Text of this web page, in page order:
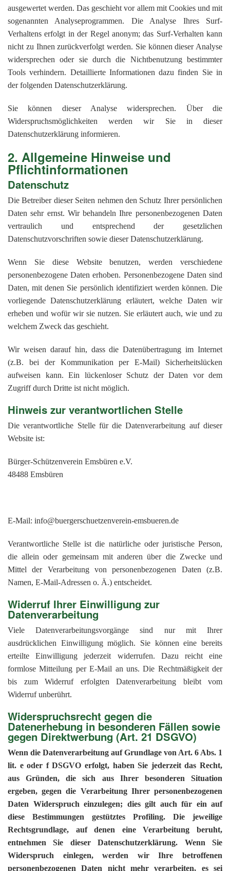
ausgewertet werden. Das geschieht vor allem mit Cookies und mit
sogenannten Analyseprogrammen. Die Analyse Ihres Surf-
Verhaltens erfolgt in der Regel anonym; das Surf-Verhalten kann
nicht zu Ihnen zurückverfolgt werden. Sie können dieser Analyse
widersprechen oder sie durch die Nichtbenutzung bestimmter
Tools verhindern. Detaillierte Informationen dazu finden Sie in
der folgenden Datenschutzerklärung.
Sie können dieser Analyse widersprechen. Über die
Widerspruchsmöglichkeiten werden wir Sie in dieser
Datenschutzerklärung informieren.
2. Allgemeine Hinweise und
Pflichtinformationen
Datenschutz
Die Betreiber dieser Seiten nehmen den Schutz Ihrer persönlichen
Daten sehr ernst. Wir behandeln Ihre personenbezogenen Daten
vertraulich und entsprechend der gesetzlichen
Datenschutzvorschriften sowie dieser Datenschutzerklärung.
Wenn Sie diese Website benutzen, werden verschiedene
personenbezogene Daten erhoben. Personenbezogene Daten sind
Daten, mit denen Sie persönlich identifiziert werden können. Die
vorliegende Datenschutzerklärung erläutert, welche Daten wir
erheben und wofür wir sie nutzen. Sie erläutert auch, wie und zu
welchem Zweck das geschieht.
Wir weisen darauf hin, dass die Datenübertragung im Internet
(z.B. bei der Kommunikation per E-Mail) Sicherheitslücken
aufweisen kann. Ein lückenloser Schutz der Daten vor dem
Zugriff durch Dritte ist nicht möglich.
Hinweis zur verantwortlichen Stelle
Die verantwortliche Stelle für die Datenverarbeitung auf dieser
Website ist:
Bürger-Schützenverein Emsbüren e.V.
48488 Emsbüren
E-Mail: info@buergerschuetzenverein-emsbueren.de
Verantwortliche Stelle ist die natürliche oder juristische Person,
die allein oder gemeinsam mit anderen über die Zwecke und
Mittel der Verarbeitung von personenbezogenen Daten (z.B.
Namen, E-Mail-Adressen o. Ä.) entscheidet.
Widerruf Ihrer Einwilligung zur
Datenverarbeitung
Viele Datenverarbeitungsvorgänge sind nur mit Ihrer
ausdrücklichen Einwilligung möglich. Sie können eine bereits
erteilte Einwilligung jederzeit widerrufen. Dazu reicht eine
formlose Mitteilung per E-Mail an uns. Die Rechtmäßigkeit der
bis zum Widerruf erfolgten Datenverarbeitung bleibt vom
Widerruf unberührt.
Widerspruchsrecht gegen die
Datenerhebung in besonderen Fällen sowie
gegen Direktwerbung (Art. 21 DSGVO)
Wenn die Datenverarbeitung auf Grundlage von Art. 6 Abs. 1
lit. e oder f DSGVO erfolgt, haben Sie jederzeit das Recht,
aus Gründen, die sich aus Ihrer besonderen Situation
ergeben, gegen die Verarbeitung Ihrer personenbezogenen
Daten Widerspruch einzulegen; dies gilt auch für ein auf
diese Bestimmungen gestütztes Profiling. Die jeweilige
Rechtsgrundlage, auf denen eine Verarbeitung beruht,
entnehmen Sie dieser Datenschutzerklärung. Wenn Sie
Widerspruch einlegen, werden wir Ihre betroffenen
personenbezogenen Daten nicht mehr verarbeiten, es sei